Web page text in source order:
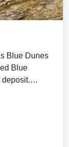
Blue Dunes
Blue
deposit.
stone to